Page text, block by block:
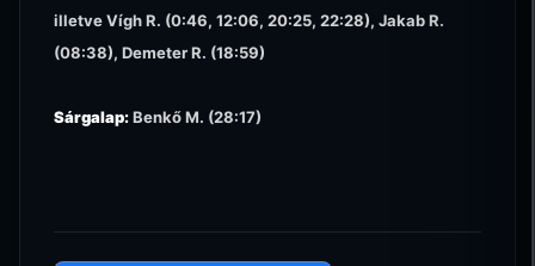
illetve Vígh R. (0:46, 12:06, 20:25, 22:28), Jakab R.
(08:38), Demeter R. (18:59)
Sárgalap:Benkő M. (28:17)